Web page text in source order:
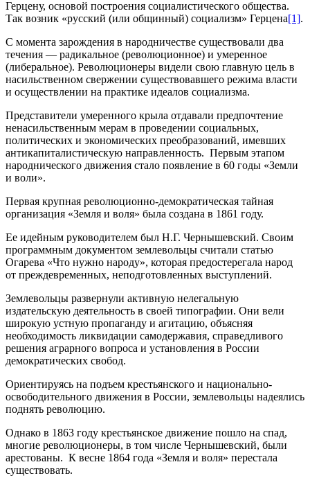
Герцену, основой построения социалистического общества.
Так возник «русский (или общинный) социализм» Герцена[1].
С момента зарождения в народничестве существовали два
течения — радикальное (революционное) и умеренное
(либеральное). Революционеры видели свою главную цель в
насильственном свержении существовавшего режима власти
и осуществлении на практике идеалов социализма.
Представители умеренного крыла отдавали предпочтение
ненасильственным мерам в проведении социальных,
политических и экономических преобразований, имевших
антикапиталистическую направленность. Первым этапом
народнического движения стало появление в 60 годы «Земли
и воли».
Первая крупная революционно-демократическая тайная
организация «Земля и воля» была создана в 1861 году.
Ее идейным руководителем был Н.Г. Чернышевский. Своим
программным документом землевольцы считали статью
Огарева «Что нужно народу», которая предостерегала народ
от преждевременных, неподготовленных выступлений.
Землевольцы развернули активную нелегальную
издательскую деятельность в своей типографии. Они вели
широкую устную пропаганду и агитацию, объясняя
необходимость ликвидации самодержавия, справедливого
решения аграрного вопроса и установления в России
демократических свобод.
Ориентируясь на подъем крестьянского и национально-
освободительного движения в России, землевольцы надеялись
поднять революцию.
Однако в 1863 году крестьянское движение пошло на спад,
многие революционеры, в том числе Чернышевский, были
арестованы. К весне 1864 года «Земля и воля» перестала
существовать.